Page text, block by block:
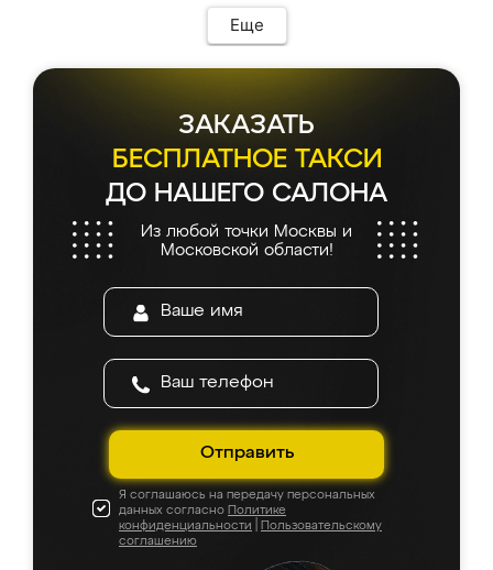
Еще
ЗАКАЗАТЬ
БЕСПЛАТНОЕ ТАКСИ
ДО НАШЕГО САЛОНА
Из любой точки Москвы и
Московской области!
Отправить
Я соглашаюсь на передачу персональных
данных согласно Политике
конфиденциальности
Пользовательскому
соглашению